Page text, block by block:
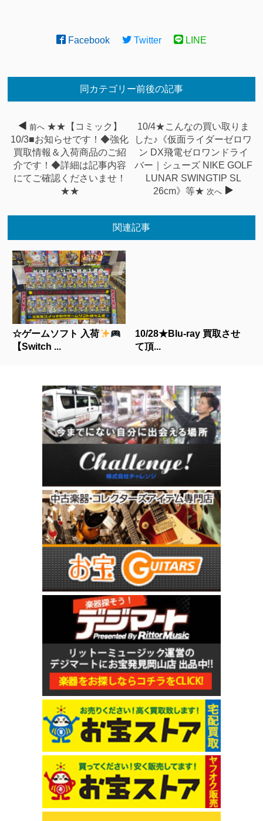
Facebook Twitter LINE
同カテゴリー前後の記事
前へ ★★【コミック】
10/3■お知らせです！◆強化
買取情報＆入荷商品のご紹
介です！◆詳細は記事内容
にてご確認くださいませ！
★★
10/4★こんなの買い取りま
した♪《仮面ライダーゼロワ
ン DX飛電ゼロワンドライ
バー｜シューズ NIKE GOLF
LUNAR SWINGTIP SL
26cm》等★ 次へ
関連記事
☆ゲームソフト 入荷
【Switch ...
10/28★Blu-ray 買取させ
て頂...